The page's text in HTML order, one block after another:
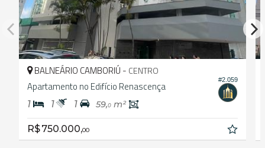
#2.059
BALNEÁRIO CAMBORIÚ - CENTRO
Apartamento no Edifício Renascença
1 1 1 59,0 m²
R$ 750.000,00